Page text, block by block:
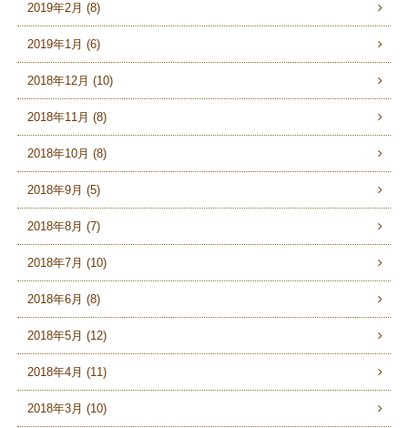
2019年2月 (8)
2019年1月 (6)
2018年12月 (10)
2018年11月 (8)
2018年10月 (8)
2018年9月 (5)
2018年8月 (7)
2018年7月 (10)
2018年6月 (8)
2018年5月 (12)
2018年4月 (11)
2018年3月 (10)